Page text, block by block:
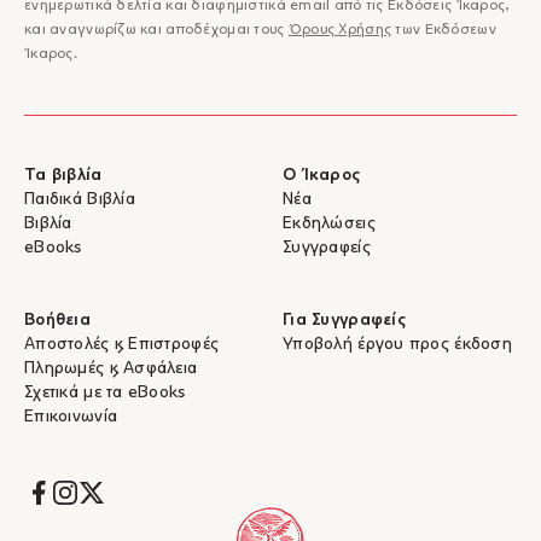
ενημερωτικά δελτία και διαφημιστικά email από τις Εκδόσεις Ίκαρος,
και αναγνωρίζω και αποδέχομαι τους Όρους Χρήσης των Εκδόσεων
Ίκαρος.
Τα βιβλία
Παιδικά Βιβλία
Βιβλία
eBooks
Ο Ίκαρος
Νέα
Εκδηλώσεις
Συγγραφείς
Βοήθεια
Αποστολές & Επιστροφές
Πληρωμές & Ασφάλεια
Σχετικά με τα eBooks
Επικοινωνία
Για Συγγραφείς
Υποβολή έργου προς έκδοση
Socials